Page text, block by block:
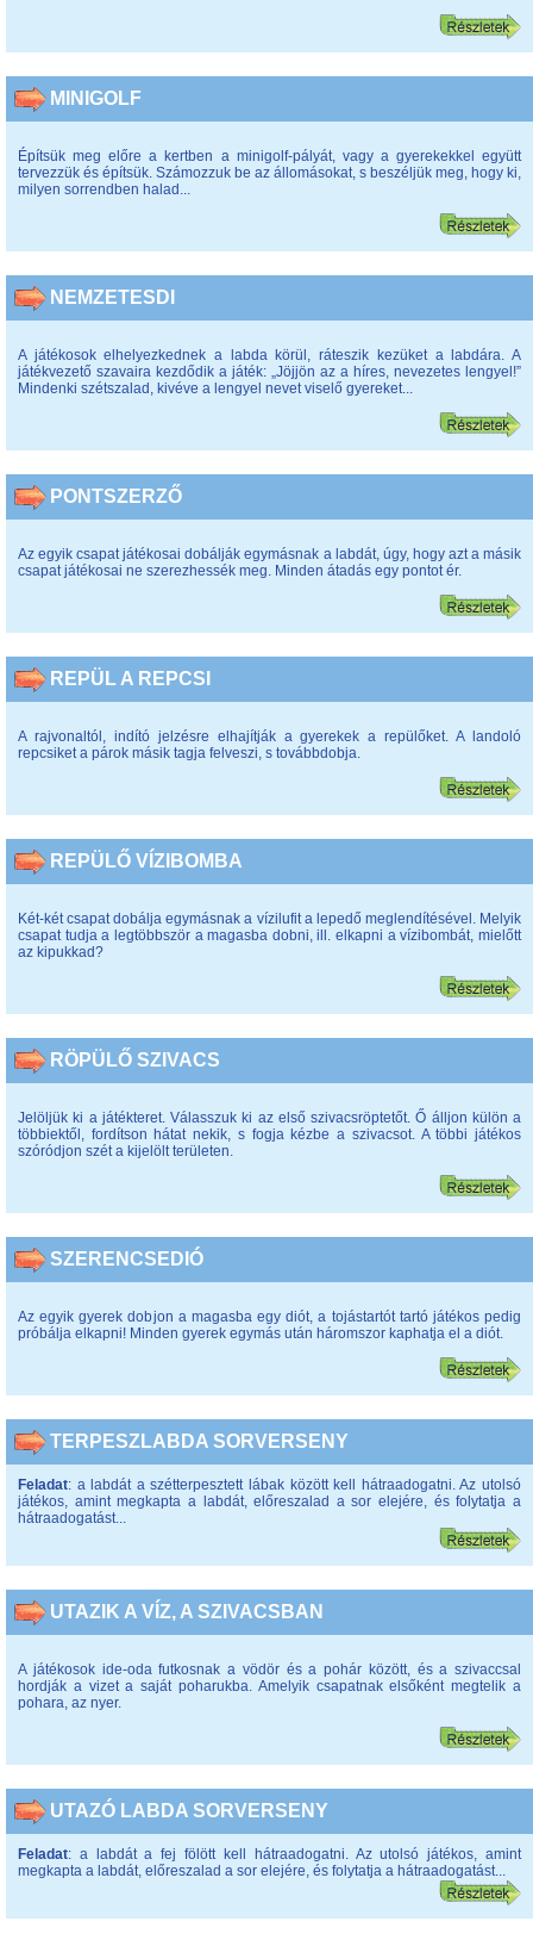
MINIGOLF
Építsük meg előre a kertben a minigolf-pályát, vagy a gyerekekkel együtt
tervezzük és építsük. Számozzuk be az állomásokat, s beszéljük meg, hogy ki,
milyen sorrendben halad...
NEMZETESDI
A játékosok elhelyezkednek a labda körül, ráteszik kezüket a labdára. A
játékvezető szavaira kezdődik a játék: „Jöjjön az a híres, nevezetes lengyel!”
Mindenki szétszalad, kivéve a lengyel nevet viselő gyereket...
PONTSZERZŐ
Az egyik csapat játékosai dobálják egymásnak a labdát, úgy, hogy azt a másik
csapat játékosai ne szerezhessék meg. Minden átadás egy pontot ér.
REPÜL A REPCSI
A rajvonaltól, indító jelzésre elhajítják a gyerekek a repülőket. A landoló
repcsiket a párok másik tagja felveszi, s továbbdobja.
REPÜLŐ VÍZIBOMBA
Két-két csapat dobálja egymásnak a vízilufit a lepedő meglendítésével. Melyik
csapat tudja a legtöbbször a magasba dobni, ill. elkapni a vízibombát, mielőtt
az kipukkad?
RÖPÜLŐ SZIVACS
Jelöljük ki a játékteret. Válasszuk ki az első szivacsröptetőt. Ő álljon külön a
többiektől, fordítson hátat nekik, s fogja kézbe a szivacsot. A többi játékos
szóródjon szét a kijelölt területen.
SZERENCSEDIÓ
Az egyik gyerek dobjon a magasba egy diót, a tojástartót tartó játékos pedig
próbálja elkapni! Minden gyerek egymás után háromszor kaphatja el a diót.
TERPESZLABDA SORVERSENY
Feladat: a labdát a szétterpesztett lábak között kell hátraadogatni. Az utolsó
játékos, amint megkapta a labdát, előreszalad a sor elejére, és folytatja a
hátraadogatást...
UTAZIK A VÍZ, A SZIVACSBAN
A játékosok ide-oda futkosnak a vödör és a pohár között, és a szivaccsal
hordják a vizet a saját poharukba. Amelyik csapatnak elsőként megtelik a
pohara, az nyer.
UTAZÓ LABDA SORVERSENY
Feladat: a labdát a fej fölött kell hátraadogatni. Az utolsó játékos, amint
megkapta a labdát, előreszalad a sor elejére, és folytatja a hátraadogatást...